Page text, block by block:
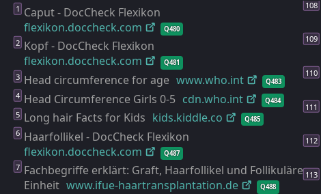
Caput - DocCheck Flexikon
flexikon.doccheck.com
Q480
Kopf - DocCheck Flexikon
flexikon.doccheck.com
Q481
Head circumference for age www.who.int Q483
Head Circumference Girls 0-5 cdn.who.int Q484
Long hair Facts for Kids kids.kiddle.co Q485
Haarfollikel - DocCheck Flexikon
flexikon.doccheck.com
Q487
Fachbegriffe erklärt: Graft, Haarfollikel und Follikuläre
Einheit www.ifue-haartransplantation.de Q488